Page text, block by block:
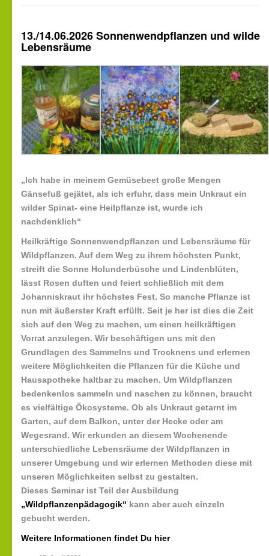
13./14.06.2026 Sonnenwendpflanzen und wilde
Lebensräume
„Ich habe in meinem Gemüsebeet große Mengen
Gänsefuß gejätet, als ich erfuhr, dass mein Unkraut ein
wilder Spinat- eine Heilpflanze ist, wurde ich
nachdenklich“
Heilkräftige Sonnenwendpflanzen und Lebensräume für
Wildpflanzen. Auf dem Weg zu ihrem höchsten Punkt,
streift die Sonne Holunderbüsche und Lindenblüten,
lässt Rosen duften und feiert schließlich mit dem
Johanniskraut ihr höchstes Fest. So manche Pflanze ist
nun mit äußerster Kraft erfüllt. Seit je her ist dies die Zeit
sich auf den Weg zu machen, um einen heilkräftigen
Vorrat anzulegen. Wir beschäftigen uns mit den
Grundlagen des Sammelns und Trocknens und erlernen
weitere Möglichkeiten die Pflanzen für die Küche und
Hausapotheke haltbar zu machen. Um Wildpflanzen
bedenkenlos sammeln und naschen zu können, braucht
es vielfältige Ökosysteme. Ob als Unkraut getarnt im
Garten, auf dem Balkon, unter der Hecke oder am
Wegesrand. Wir erkunden an diesem Wochenende
unterschiedliche Lebensräume der Wildpflanzen in
unserer Umgebung und wir erlernen Methoden diese mit
unseren Möglichkeiten selbst zu gestalten.
Dieses Seminar ist Teil der Ausbildung
„Wildpflanzenpädagogik“ kann aber auch einzeln
gebucht werden.
Weitere Informationen findet Du hier